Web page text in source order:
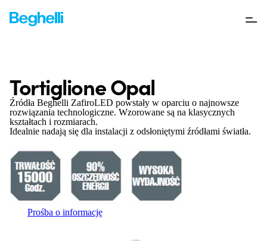
Tortiglione Opal
Źródła Beghelli ZafiroLED powstały w oparciu o najnowsze
rozwiązania technologiczne. Wzorowane są na klasycznych
kształtach i rozmiarach.
Idealnie nadają się dla instalacji z odsłoniętymi źródłami światła.
Prośba o informację